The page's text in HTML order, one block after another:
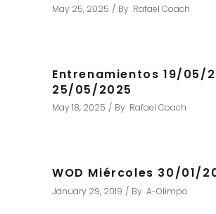
May 25, 2025 By Rafael Coach
Entrenamientos 19/05/
25/05/2025
May 18, 2025 By Rafael Coach
WOD Miércoles 30/01/
January 29, 2019 By A-Olimpo